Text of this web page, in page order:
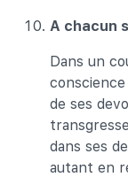
A chacun
Dans un
de ses
dans ses
autant en